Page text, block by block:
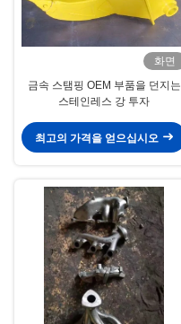
화면
금속 스탬핑 OEM 부품을 던지는
스테인레스 강 투자
최고의 가격을 얻으십시오